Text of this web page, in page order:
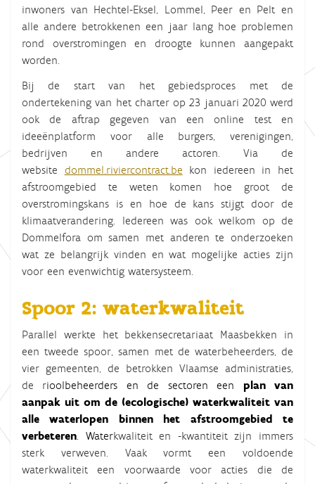
inwoners van Hechtel-Eksel, Lommel, Peer en Pelt en
alle andere betrokkenen een jaar lang hoe problemen
rond overstromingen en droogte kunnen aangepakt
worden.
Bij de start van het gebiedsproces met de
ondertekening van het charter op 23 januari 2020 werd
ook de aftrap gegeven van een online test en
ideeënplatform voor alle burgers, verenigingen,
bedrijven en andere actoren. Via de
website dommel.riviercontract.be kon iedereen in het
afstroomgebied te weten komen hoe groot de
overstromingskans is en hoe de kans stijgt door de
klimaatverandering. Iedereen was ook welkom op de
Dommelfora om samen met anderen te onderzoeken
wat ze belangrijk vinden en wat mogelijke acties zijn
voor een evenwichtig watersysteem.
Spoor 2: waterkwaliteit
Parallel werkte het bekkensecretariaat Maasbekken in
een tweede spoor, samen met de waterbeheerders, de
vier gemeenten, de betrokken Vlaamse administraties,
de rioolbeheerders en de sectoren een plan van
aanpak uit om de (ecologische) waterkwaliteit van
alle waterlopen binnen het afstroomgebied te
verbeteren . Waterkwaliteit en -kwantiteit zijn immers
sterk verweven. Vaak vormt een voldoende
waterkwaliteit een voorwaarde voor acties die de